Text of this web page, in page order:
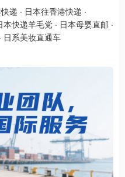
递 · 日本往香港快递 ·
本快递羊毛党 · 日本母婴直邮 ·
· 日系美妆直通车